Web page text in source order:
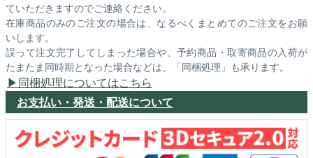
ていただきますのでご連絡ください。
在庫商品のみのご注文の場合は、なるべくまとめてのご注文をお願
いします。
誤って注文完了してしまった場合や、予約商品・取寄商品の入荷が
たまたま同時期となった場合などは、「同梱処理」も承ります。
同梱処理についてはこちら
お支払い・発送・配送について